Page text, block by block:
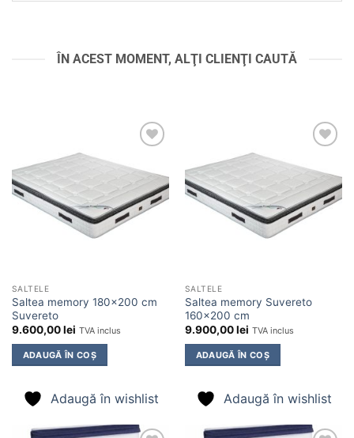
ÎN ACEST MOMENT, ALŢI CLIENŢI CAUTĂ
în
SALTELE
Saltea memory 180×200 cm
Suvereto
9.600,00lei TVA inclus
ADAUGĂ ÎN COȘ
Adaugă în wishlist
în
SALTELE
Saltea memory Suvereto
160×200 cm
9.900,00lei TVA inclus
ADAUGĂ ÎN COȘ
Adaugă în wishlist